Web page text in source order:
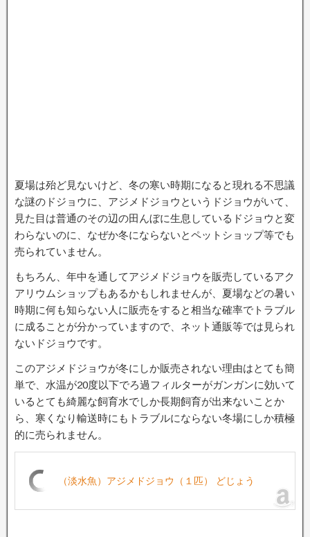
夏場は殆ど見ないけど、冬の寒い時期になると現れる不思議
な謎のドジョウに、アジメドジョウというドジョウがいて、
見た目は普通のその辺の田んぼに生息しているドジョウと変
わらないのに、なぜか冬にならないとペットショップ等でも
売られていません。
もちろん、年中を通してアジメドジョウを販売しているアク
アリウムショップもあるかもしれませんが、夏場などの暑い
時期に何も知らない人に販売をすると相当な確率でトラブル
に成ることが分かっていますので、ネット通販等では見られ
ないドジョウです。
このアジメドジョウが冬にしか販売されない理由はとても簡
単で、水温が20度以下でろ過フィルターがガンガンに効いて
いるとても綺麗な飼育水でしか長期飼育が出来ないことか
ら、寒くなり輸送時にもトラブルにならない冬場にしか積極
的に売られません。
（淡水魚）アジメドジョウ（１匹） どじょう